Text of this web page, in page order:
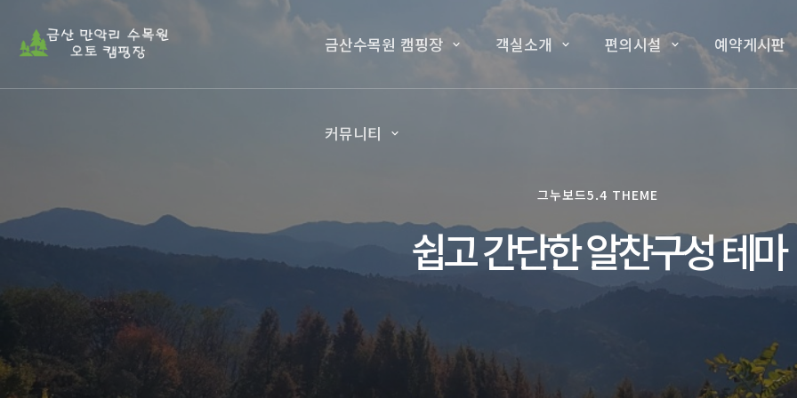
금산수목원 캠핑장 객실소개 편의시설 예약게시판
커뮤니티
그누보드5.4 THEME
쉽고 간단한 알찬구성 테마